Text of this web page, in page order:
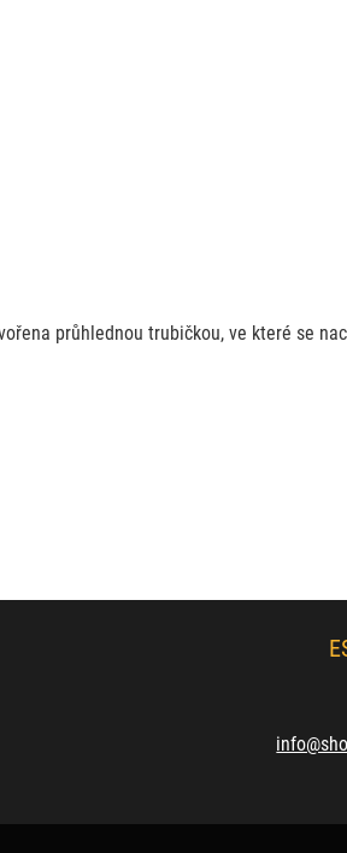
průhlednou trubičkou, ve které se